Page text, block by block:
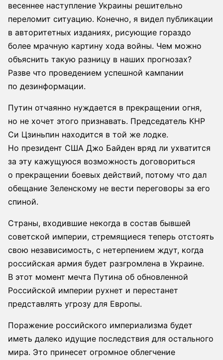
весеннее наступление Украины решительно
переломит ситуацию. Конечно, я видел публикации
в авторитетных изданиях, рисующие гораздо
более мрачную картину хода войны. Чем можно
объяснить такую разницу в наших прогнозах?
Разве что проведением успешной кампании
по дезинформации.
Путин отчаянно нуждается в прекращении огня,
но не хочет этого признавать. Председатель КНР
Си Цзиньпин находится в той же лодке.
Но президент США Джо Байден вряд ли ухватится
за эту кажущуюся возможность договориться
о прекращении боевых действий, потому что дал
обещание Зеленскому не вести переговоры за его
спиной.
Страны, входившие некогда в состав бывшей
советской империи, стремящиеся теперь отстоять
свою независимость, с нетерпением ждут, когда
российская армия будет разгромлена в Украине.
В этот момент мечта Путина об обновленной
Российской империи рухнет и перестанет
представлять угрозу для Европы.
Поражение российского империализма будет
иметь далеко идущие последствия для остального
мира. Это принесет огромное облегчение